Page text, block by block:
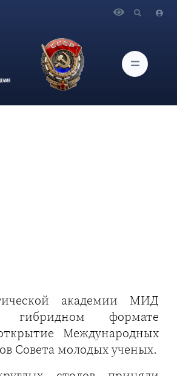
Международных круглых
ученых
академии МИД
формате
Международных
Совета молодых ученых.